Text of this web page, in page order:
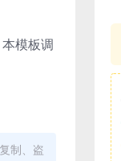
模板调
制、盗